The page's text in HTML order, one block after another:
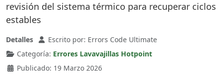
revisión del sistema térmico para recuperar ciclos
estables
Detalles Escrito por: Errors Code Ultimate
Categoría: Errores Lavavajillas Hotpoint
Publicado: 19 Marzo 2026